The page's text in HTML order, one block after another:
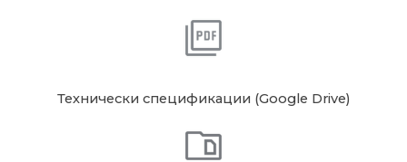
Технически спецификации (Google Drive)